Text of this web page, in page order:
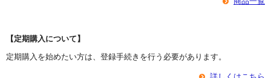
【定期購入について】
定期購入を始めたい方は、登録手続きを行う必要があります。